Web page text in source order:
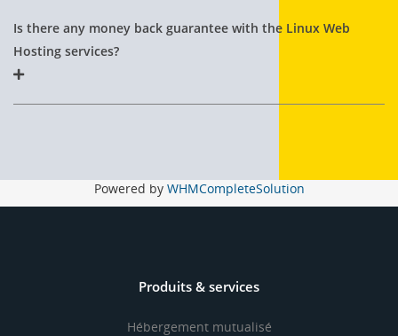
Is there any money back guarantee with the Linux Web
Hosting services?
Powered by WHMCompleteSolution
Produits & services
Hébergement mutualisé